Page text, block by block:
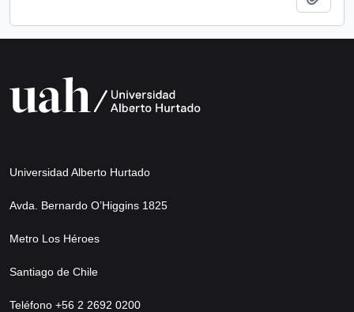
Universidad Alberto Hurtado
Avda. Bernardo O’Higgins 1825
Metro Los Héroes
Santiago de Chile
Teléfono +56 2 2692 0200